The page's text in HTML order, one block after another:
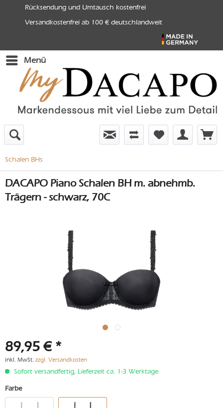
Rücksendung und Umtausch kostenfrei
Versandkostenfrei ab 100 € deutschlandweit
Menü
Schalen BHs
DACAPO Piano Schalen BH m. abnehmb.
Trägern - schwarz, 70C
89,95 € *
inkl. MwSt. zzgl. Versandkosten
Sofort versandfertig, Lieferzeit ca. 1-3 Werktage
Farbe